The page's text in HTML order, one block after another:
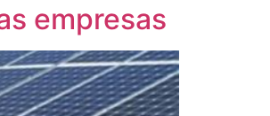
empresas